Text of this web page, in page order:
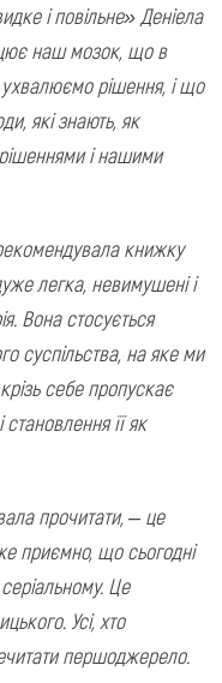
і повільне» Деніела
наш мозок, що в
ухвалюємо рішення, і що
які знають, як
і нашими
книжку
легка, невимушені і
Вона стосується
суспільства, на яке ми
себе пропускає
становлення її як
прочитати, – це
приємно, що сьогодні
Це
Усі, хто
першоджерело.